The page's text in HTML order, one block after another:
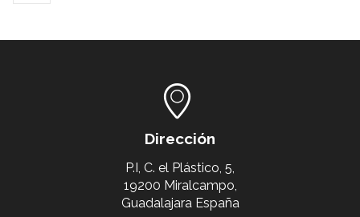
Dirección
P.I, C. el Plástico, 5,
19200 Miralcampo,
Guadalajara España